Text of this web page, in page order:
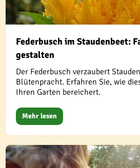
Federbusch im Staudenbeet:
gestalten
Der Federbusch verzaubert
Blütenpracht. Erfahren Sie, wie
Ihren Garten bereichert.
Mehr lesen